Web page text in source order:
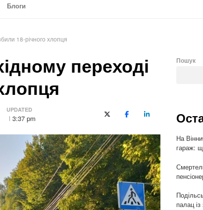
Блоги
18-річного хлопця
переході
UPDATED
3:37 pm X (Twitter)FacebookLinkedIn
Пошук
На
гараж:
палац